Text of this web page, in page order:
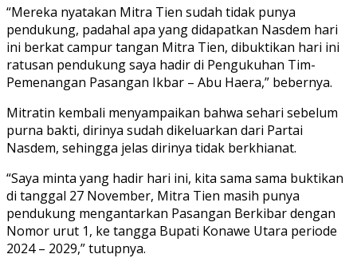
“Mereka nyatakan Mitra Tien sudah tidak punya
pendukung, padahal apa yang didapatkan Nasdem hari
ini berkat campur tangan Mitra Tien, dibuktikan hari ini
ratusan pendukung saya hadir di Pengukuhan Tim-
Pemenangan Pasangan Ikbar – Abu Haera,” bebernya.
Mitratin kembali menyampaikan bahwa sehari sebelum
purna bakti, dirinya sudah dikeluarkan dari Partai
Nasdem, sehingga jelas dirinya tidak berkhianat.
“Saya minta yang hadir hari ini, kita sama sama buktikan
di tanggal 27 November, Mitra Tien masih punya
pendukung mengantarkan Pasangan Berkibar dengan
Nomor urut 1, ke tangga Bupati Konawe Utara periode
2024 – 2029,” tutupnya.